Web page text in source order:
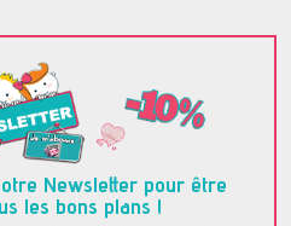
Newsletter pour être
les bons plans !